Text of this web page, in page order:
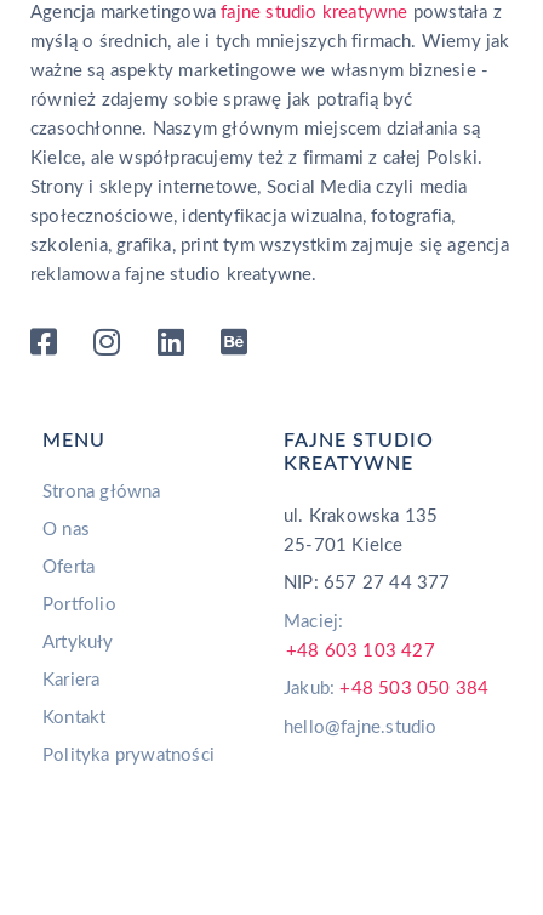
Agencja marketingowafajne studio kreatywne powstała z
myślą o średnich, ale i tych mniejszych firmach. Wiemy jak
ważne są aspekty marketingowe we własnym biznesie -
również zdajemy sobie sprawę jak potrafią być
czasochłonne. Naszym głównym miejscem działania są
Kielce, ale współpracujemy też z firmami z całej Polski.
Strony i sklepy internetowe, Social Media czyli media
społecznościowe, identyfikacja wizualna, fotografia,
szkolenia, grafika, print tym wszystkim zajmuje się agencja
reklamowa fajne studio kreatywne.
MENU
Strona główna
O nas
Oferta
Portfolio
Artykuły
Kariera
Kontakt
Polityka prywatności
FAJNE STUDIO
KREATYWNE
ul. Krakowska 135
25-701 Kielce
NIP: 657 27 44 377
Maciej:
+48 603 103 427
Jakub:+48 503 050 384
hello@fajne.studio